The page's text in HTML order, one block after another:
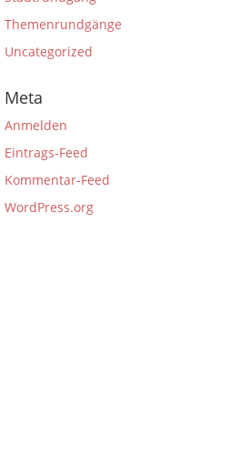
Themenrundgänge
Uncategorized
Meta
Anmelden
Eintrags-Feed
Kommentar-Feed
WordPress.org